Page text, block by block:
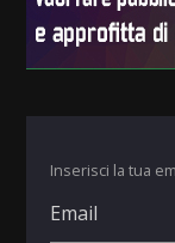
Inserisci la tua